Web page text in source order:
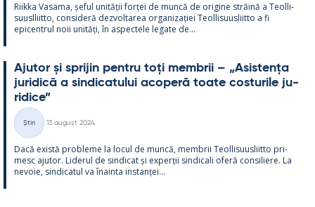
Riikka Va­sama, șe­ful unității forței de muncă de ori­gine străină a Teol­li­
suusl­liitto, con­si­deră dez­vol­ta­rea or­ga­nizației Teol­li­suus­liitto a fi
epicent­rul noii unități, în as­pec­tele le­gate de...
Aju­tor și spri­jin pentru toți mem­brii – „Asis­tența
ju­ri­dică a sin­dica­tu­lui aco­peră toate cos­tu­rile ju­
ri­dice”
Categorii
Știri
13 august 2024
Dacă există probleme la locul de muncă, mem­brii Teol­li­suus­liitto pri­
mesc aju­tor. Li­de­rul de sin­dicat și ex­perții sin­dicali oferă con­si­liere. La
ne­voie, sin­dica­tul va înainta ins­tanței...